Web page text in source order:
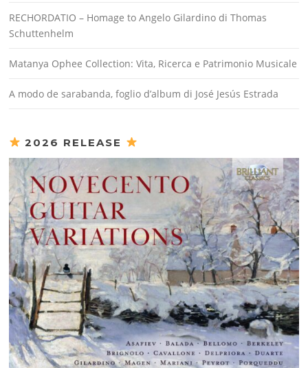
RECHORDATIO – Homage to Angelo Gilardino di Thomas
Schuttenhelm
Matanya Ophee Collection: Vita, Ricerca e Patrimonio Musicale
A modo de sarabanda, foglio d’album di José Jesús Estrada
2026 RELEASE